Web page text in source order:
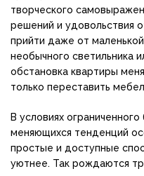
творческого
решений и удовольствия
прийти даже от
необычного светильника
обстановка квартиры
только переставить
В условиях
меняющихся тенденций
простые и доступные
уютнее. Так рождаются